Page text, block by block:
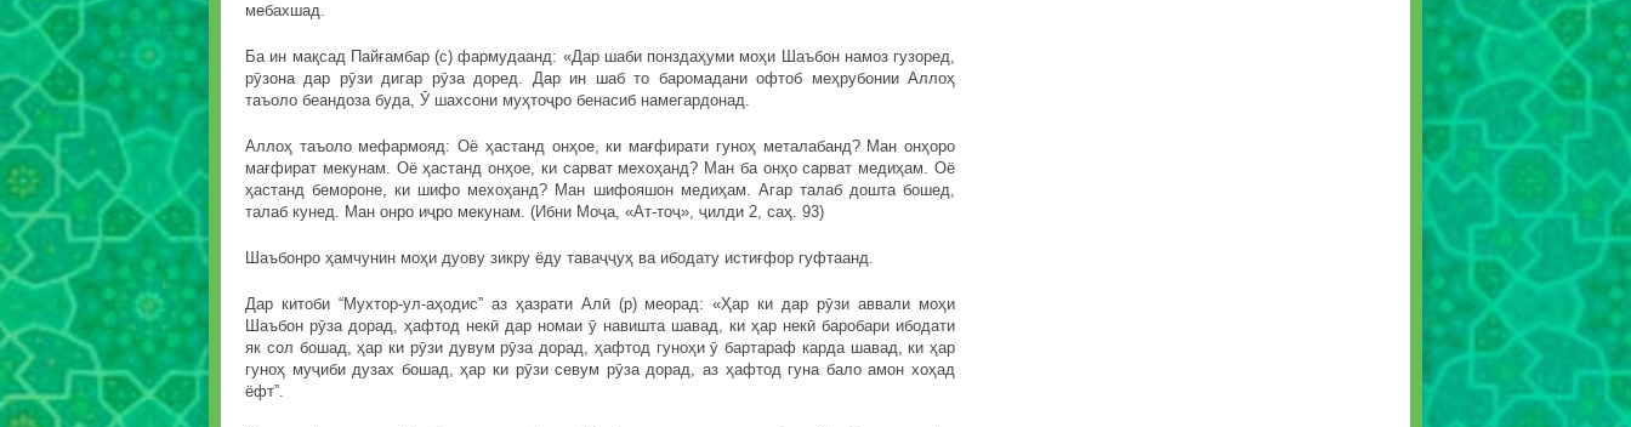
мебахшад.
Ба ин мақсад Пайғамбар (с) фармудаанд: «Дар шаби понздаҳуми моҳи Шаъбон намоз гузоред,
рӯзона дар рӯзи дигар рӯза доред. Дар ин шаб то баромадани офтоб меҳрубонии Аллоҳ
таъоло беандоза буда, Ӯ шахсони муҳтоҷро бенасиб намегардонад.
Аллоҳ таъоло мефармояд: Оё ҳастанд онҳое, ки мағфирати гуноҳ металабанд? Ман онҳоро
мағфират мекунам. Оё ҳастанд онҳое, ки сарват мехоҳанд? Ман ба онҳо сарват медиҳам. Оё
ҳастанд бемороне, ки шифо мехоҳанд? Ман шифояшон медиҳам. Агар талаб дошта бошед,
талаб кунед. Ман онро иҷро мекунам. (Ибни Моҷа, «Ат-тоҷ», ҷилди 2, саҳ. 93)
Шаъбонро ҳамчунин моҳи дуову зикру ёду таваҷҷуҳ ва ибодату истиғфор гуфтаанд.
Дар китоби “Мухтор-ул-аҳодис” аз ҳазрати Алӣ (р) меорад: «Ҳар ки дар рӯзи аввали моҳи
Шаъбон рӯза дорад, ҳафтод некӣ дар номаи ӯ навишта шавад, ки ҳар некӣ баробари ибодати
як сол бошад, ҳар ки рӯзи дувум рӯза дорад, ҳафтод гуноҳи ӯ бартараф карда шавад, ки ҳар
гуноҳ муҷиби дузах бошад, ҳар ки рӯзи севум рӯза дорад, аз ҳафтод гуна бало амон хоҳад
ёфт”.